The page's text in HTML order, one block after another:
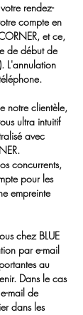
rendez-
compte en
et ce,
de début de
L'annulation
notre clientèle,
ultra intuitif
avec
concurrents,
pour les
empreinte
chez BLUE
par e-mail
au
Dans le cas
mail de
dans les